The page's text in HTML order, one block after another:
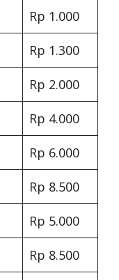
Rp 1.000
Rp 1.300
Rp 2.000
Rp 4.000
Rp 6.000
Rp 8.500
Rp 5.000
Rp 8.500